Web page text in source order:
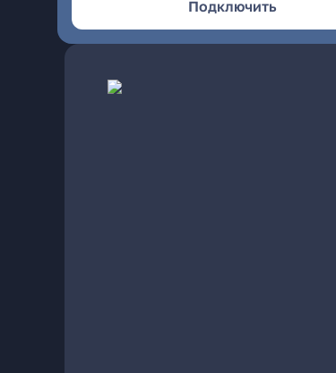
Подключить